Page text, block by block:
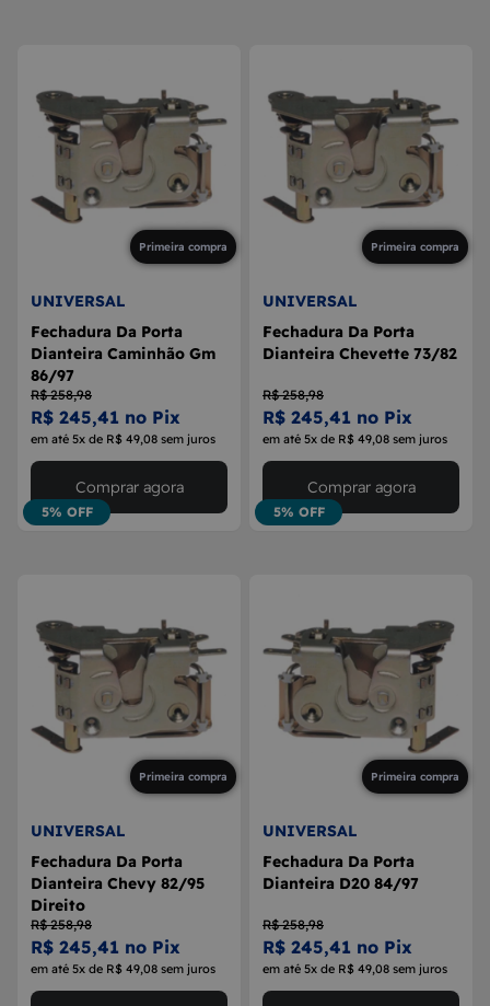
Primeira compra
UNIVERSAL
Fechadura Da Porta
Dianteira Caminhão Gm
86/97
R$ 258,98
R$ 245,41 no Pix
em até 5x de R$ 49,08 sem juros
5% OFF
Comprar agora
Primeira compra
UNIVERSAL
Fechadura Da Porta
Dianteira Chevette 73/82
R$ 258,98
R$ 245,41 no Pix
em até 5x de R$ 49,08 sem juros
5% OFF
Comprar agora
Primeira compra
UNIVERSAL
Fechadura Da Porta
Dianteira Chevy 82/95
Direito
R$ 258,98
R$ 245,41 no Pix
em até 5x de R$ 49,08 sem juros
Primeira compra
UNIVERSAL
Fechadura Da Porta
Dianteira D20 84/97
R$ 258,98
R$ 245,41 no Pix
em até 5x de R$ 49,08 sem juros